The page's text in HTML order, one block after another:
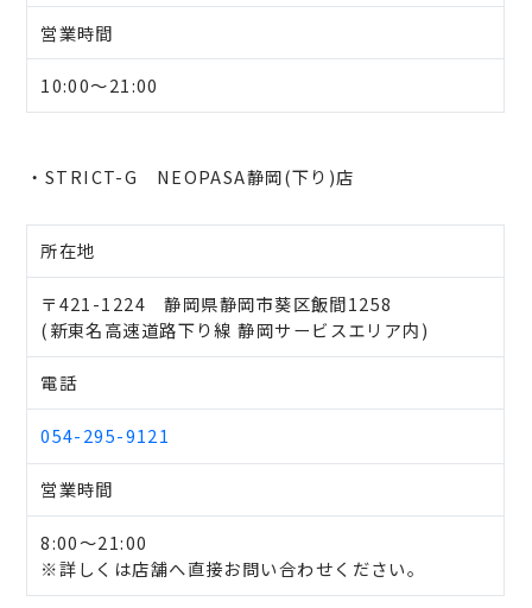
営業時間
10:00～21:00
・STRICT-G NEOPASA静岡(下り)店
所在地
〒421-1224 静岡県静岡市葵区飯間1258
(新東名高速道路下り線 静岡サービスエリア内)
電話
054-295-9121
営業時間
8:00～21:00
※詳しくは店舗へ直接お問い合わせください。